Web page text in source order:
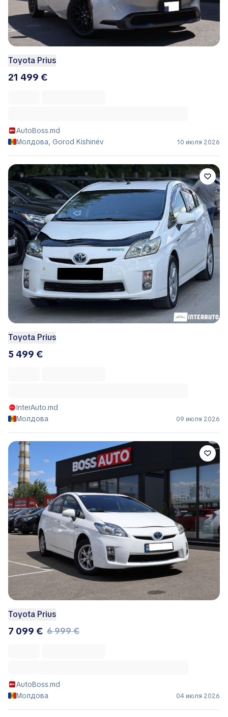
Toyota Prius
21 499 €
AutoBoss.md
Молдова, Gorod Kishinëv
10 июля 2026
Toyota Prius
5 499 €
InterAuto.md
Молдова
09 июля 2026
Toyota Prius
7 099 € 6 999 €
AutoBoss.md
Молдова
04 июля 2026